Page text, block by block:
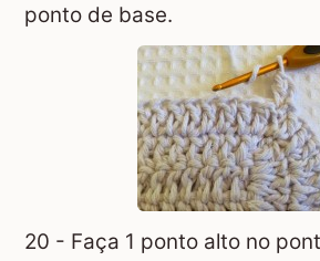
ponto de base.
20 - Faça 1 ponto alto no